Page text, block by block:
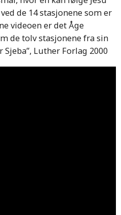
de 14 stasjonene som er
videoen er det Åge
de tolv stasjonene fra sin
Sjeba”, Luther Forlag 2000